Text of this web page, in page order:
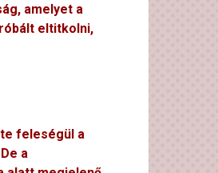
amelyet a
eltitkolni,
feleségül a
a